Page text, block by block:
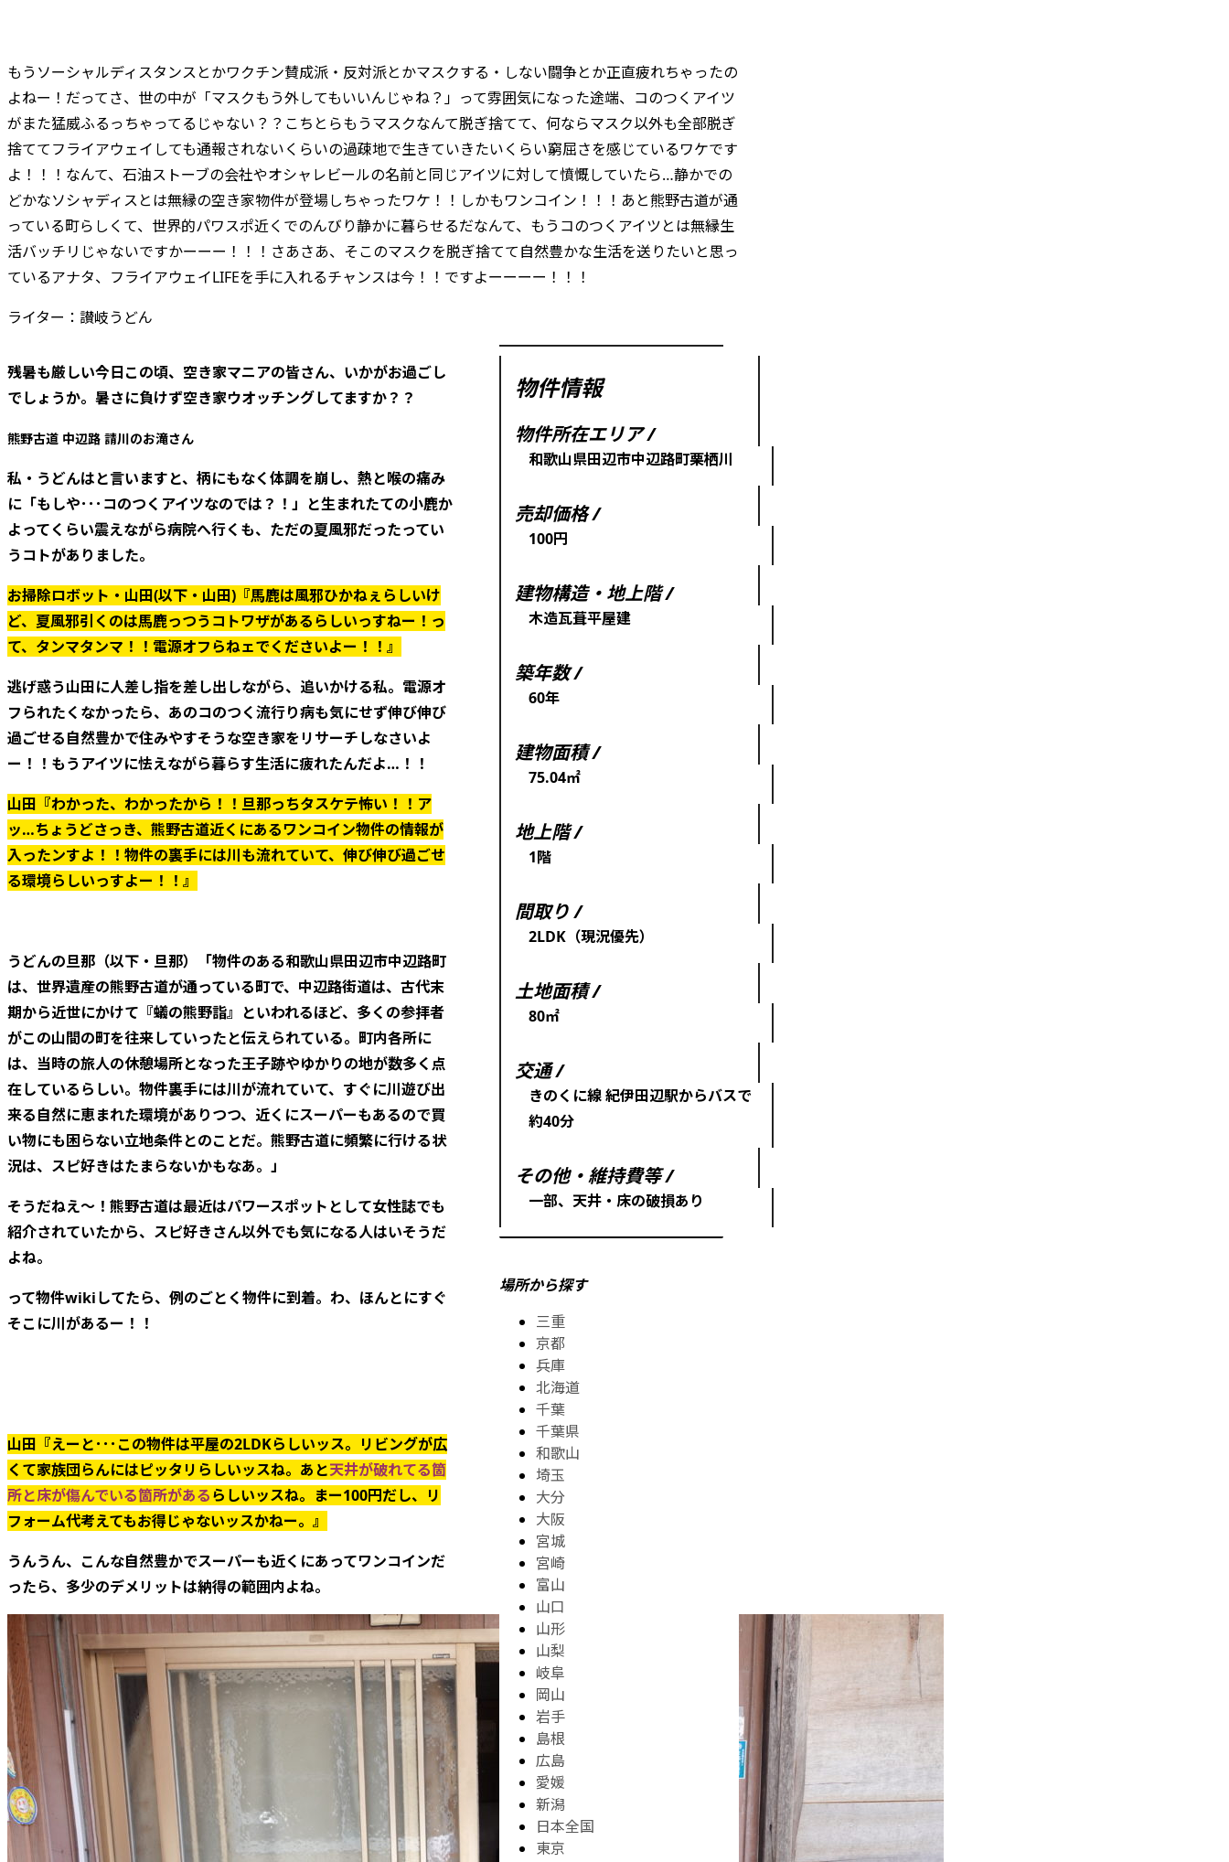
もうソーシャルディスタンスとかワクチン賛成派・反対派とかマスクする・しない闘争とか正直疲れちゃったの
よねー！だってさ、世の中が「マスクもう外してもいいんじゃね？」って雰囲気になった途端、コのつくアイツ
がまた猛威ふるっちゃってるじゃない？？こちとらもうマスクなんて脱ぎ捨てて、何ならマスク以外も全部脱ぎ
捨ててフライアウェイしても通報されないくらいの過疎地で生きていきたいくらい窮屈さを感じているワケです
よ！！！なんて、石油ストーブの会社やオシャレビールの名前と同じアイツに対して憤慨していたら…静かでの
どかなソシャディスとは無縁の空き家物件が登場しちゃったワケ！！しかもワンコイン！！！あと熊野古道が通
っている町らしくて、世界的パワスポ近くでのんびり静かに暮らせるだなんて、もうコのつくアイツとは無縁生
活バッチリじゃないですかーーー！！！さあさあ、そこのマスクを脱ぎ捨てて自然豊かな生活を送りたいと思っ
ているアナタ、フライアウェイLIFEを手に入れるチャンスは今！！ですよーーーー！！！
ライター：讃岐うどん
残暑も厳しい今日この頃、空き家マニアの皆さん、いかがお過ごし
でしょうか。暑さに負けず空き家ウオッチングしてますか？？
熊野古道 中辺路 請川のお滝さん
私・うどんはと言いますと、柄にもなく体調を崩し、熱と喉の痛み
に「もしや･･･コのつくアイツなのでは？！」と生まれたての小鹿か
よってくらい震えながら病院へ行くも、ただの夏風邪だったってい
うコトがありました。
お掃除ロボット・山田(以下・山田)『馬鹿は風邪ひかねぇらしいけ
ど、夏風邪引くのは馬鹿っつうコトワザがあるらしいっすねー！っ
て、タンマタンマ！！電源オフらねェでくださいよー！！』
逃げ惑う山田に人差し指を差し出しながら、追いかける私。電源オ
フられたくなかったら、あのコのつく流行り病も気にせず伸び伸び
過ごせる自然豊かで住みやすそうな空き家をリサーチしなさいよ
ー！！もうアイツに怯えながら暮らす生活に疲れたんだよ…！！
山田『わかった、わかったから！！旦那っちタスケテ怖い！！ア
ッ…ちょうどさっき、熊野古道近くにあるワンコイン物件の情報が
入ったンすよ！！物件の裏手には川も流れていて、伸び伸び過ごせ
る環境らしいっすよー！！』
うどんの旦那（以下・旦那）「物件のある和歌山県田辺市中辺路町
は、世界遺産の熊野古道が通っている町で、中辺路街道は、古代末
期から近世にかけて『蟻の熊野詣』といわれるほど、多くの参拝者
がこの山間の町を往来していったと伝えられている。町内各所に
は、当時の旅人の休憩場所となった王子跡やゆかりの地が数多く点
在しているらしい。物件裏手には川が流れていて、すぐに川遊び出
来る自然に恵まれた環境がありつつ、近くにスーパーもあるので買
い物にも困らない立地条件とのことだ。熊野古道に頻繁に行ける状
況は、スピ好きはたまらないかもなあ。」
そうだねえ～！熊野古道は最近はパワースポットとして女性誌でも
紹介されていたから、スピ好きさん以外でも気になる人はいそうだ
よね。
って物件wikiしてたら、例のごとく物件に到着。わ、ほんとにすぐ
そこに川があるー！！
山田『えーと･･･この物件は平屋の2LDKらしいッス。リビングが広
くて家族団らんにはピッタリらしいッスね。あと天井が破れてる箇
所と床が傷んでいる箇所があるらしいッスね。まー100円だし、リ
フォーム代考えてもお得じゃないッスかねー。』
うんうん、こんな自然豊かでスーパーも近くにあってワンコインだ
ったら、多少のデメリットは納得の範囲内よね。
物件情報
物件所在エリア /
和歌山県田辺市中辺路町栗栖川
売却価格 /
100円
建物構造・地上階 /
木造瓦葺平屋建
築年数 /
60年
建物面積 /
75.04㎡
地上階 /
1階
間取り /
2LDK（現況優先）
土地面積 /
80㎡
交通 /
きのくに線 紀伊田辺駅からバスで
約40分
その他・維持費等 /
一部、天井・床の破損あり
場所から探す
三重
京都
兵庫
北海道
千葉
千葉県
和歌山
埼玉
大分
大阪
宮城
宮崎
富山
山口
山形
山梨
岐阜
岡山
岩手
島根
広島
愛媛
新潟
日本全国
東京